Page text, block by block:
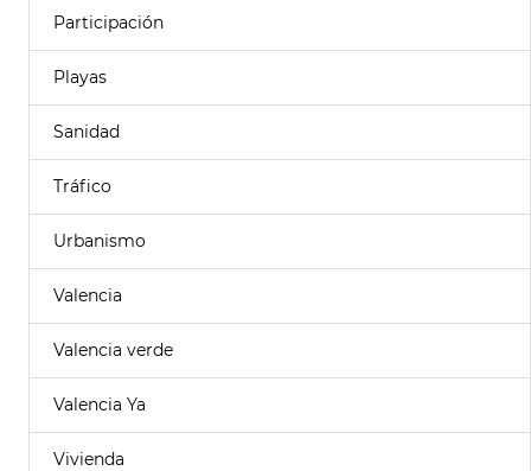
Participación
Playas
Sanidad
Tráfico
Urbanismo
Valencia
Valencia verde
Valencia Ya
Vivienda